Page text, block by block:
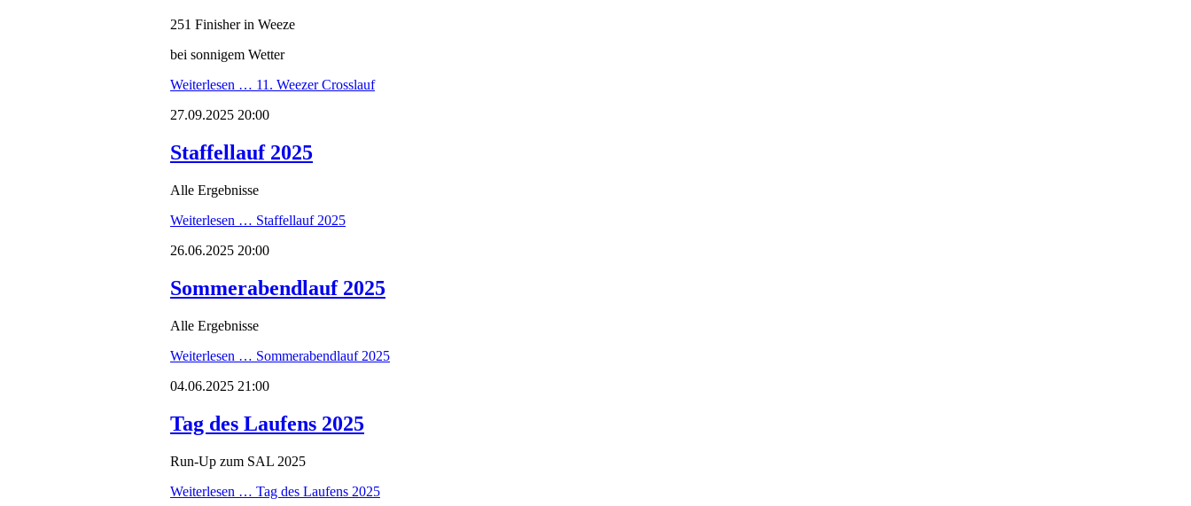
251 Finisher in Weeze
bei sonnigem Wetter
Weiterlesen … 11. Weezer Crosslauf
27.09.2025 20:00
Staffellauf 2025
Alle Ergebnisse
Weiterlesen … Staffellauf 2025
26.06.2025 20:00
Sommerabendlauf 2025
Alle Ergebnisse
Weiterlesen … Sommerabendlauf 2025
04.06.2025 21:00
Tag des Laufens 2025
Run-Up zum SAL 2025
Weiterlesen … Tag des Laufens 2025